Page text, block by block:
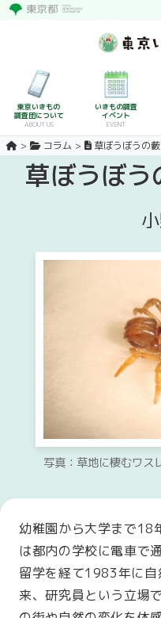
東京いきもの
調査団について
ABOUT US
いきもの調査
イベント
EVENT
コラム 草ぼうぼうの
草ぼうぼう
写真：草地に棲むワス
幼稚園から大学まで
は都内の学校に電車で
留学を経て1983年に
来、研究員という立場